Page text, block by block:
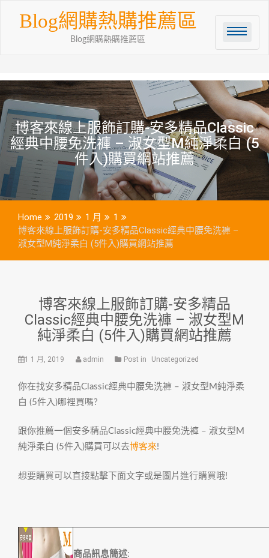
Blog網購熱購推薦區
Blog網購熱購推薦區
博客來線上服飾訂購-安多精品Classic
經典中腰免洗褲 – 淑女型M純淨柔白 (5
件入)購買網站推薦
Home 2019 1 月
1
博客來線上服飾訂購-安多精品Classic經典中腰免洗褲 –
淑女型M純淨柔白 (5件入)購買網站推薦
博客來線上服飾訂購-安多精品
Classic經典中腰免洗褲 – 淑女型M
純淨柔白 (5件入)購買網站推薦
1 1 月, 2019 admin Post in Uncategorized
你在找安多精品Classic經典中腰免洗褲 – 淑女型M純淨柔
白 (5件入)哪裡買嗎?
跟你推薦一個安多精品Classic經典中腰免洗褲 – 淑女型M
純淨柔白 (5件入)購買可以去博客來!
想要購買可以直接點擊下面文字或是圖片進行購買哦!
商品訊息簡述: